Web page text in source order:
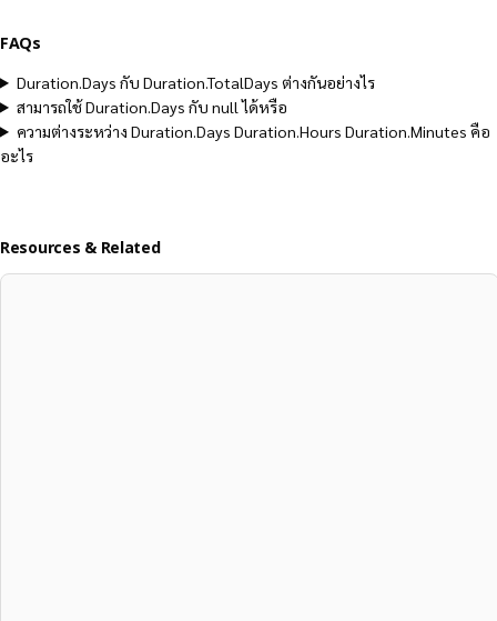
FAQs
Duration.Days กับ Duration.TotalDays ต่างกันอย่างไร
สามารถใช้ Duration.Days กับ null ได้หรือ
ความต่างระหว่าง Duration.Days Duration.Hours Duration.Minutes คือ
อะไร
Resources & Related